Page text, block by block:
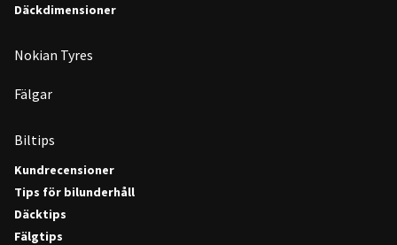
Däckdimensioner
Nokian Tyres
Fälgar
Biltips
Kundrecensioner
Tips för bilunderhåll
Däcktips
Fälgtips